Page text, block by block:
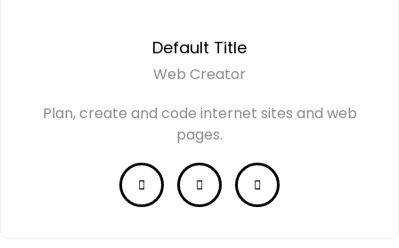
Default Title
Web Creator
Plan, create and code internet sites and web
pages.